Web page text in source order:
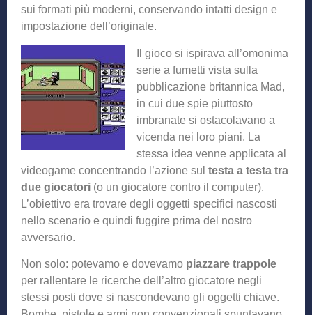
sui formati più moderni, conservando intatti design e
impostazione dell’originale.
Il gioco si ispirava all’omonima
serie a fumetti vista sulla
pubblicazione britannica Mad,
in cui due spie piuttosto
imbranate si ostacolavano a
vicenda nei loro piani. La
stessa idea venne applicata al
videogame concentrando l’azione sul testa a testa tra
due giocatori (o un giocatore contro il computer).
L’obiettivo era trovare degli oggetti specifici nascosti
nello scenario e quindi fuggire prima del nostro
avversario.
Non solo: potevamo e dovevamo piazzare trappole
per rallentare le ricerche dell’altro giocatore negli
stessi posti dove si nascondevano gli oggetti chiave.